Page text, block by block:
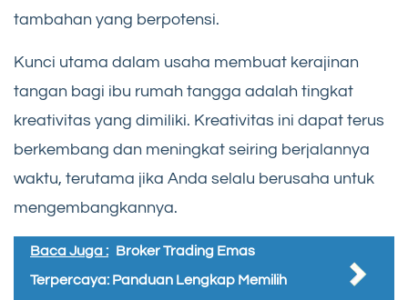
tambahan yang berpotensi.
Kunci utama dalam usaha membuat kerajinan
tangan bagi ibu rumah tangga adalah tingkat
kreativitas yang dimiliki. Kreativitas ini dapat terus
berkembang dan meningkat seiring berjalannya
waktu, terutama jika Anda selalu berusaha untuk
mengembangkannya.
Baca Juga : Broker Trading Emas
Terpercaya: Panduan Lengkap Memilih